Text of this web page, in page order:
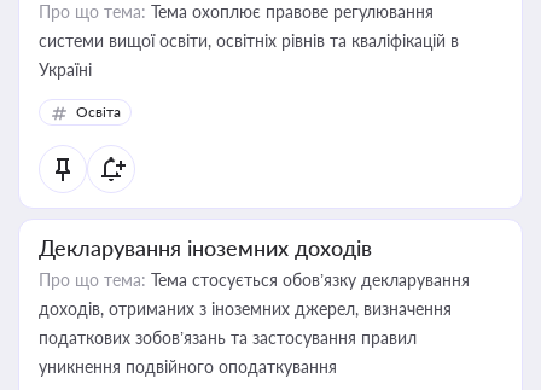
Про що тема: Тема охоплює правове регулювання
системи вищої освіти, освітніх рівнів та кваліфікацій в
Україні
Освіта
Декларування іноземних доходів
Про що тема: Тема стосується обов’язку декларування
доходів, отриманих з іноземних джерел, визначення
податкових зобов’язань та застосування правил
уникнення подвійного оподаткування